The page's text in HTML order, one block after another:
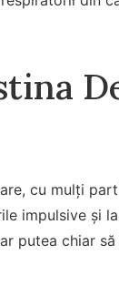
cu mulți
impulsive și
putea chiar